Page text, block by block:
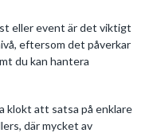
eller event är det viktigt
eftersom det påverkar
du kan hantera
klokt att satsa på enklare
där mycket av